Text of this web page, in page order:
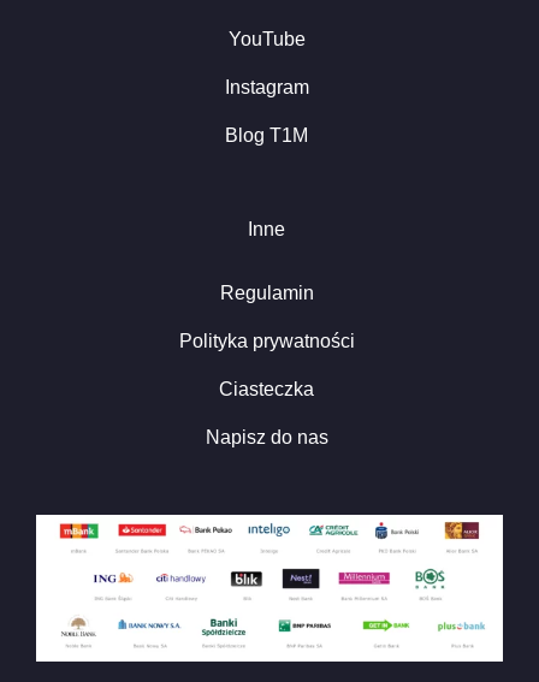
YouTube
Instagram
Blog T1M
Inne
Regulamin
Polityka prywatności
Ciasteczka
Napisz do nas